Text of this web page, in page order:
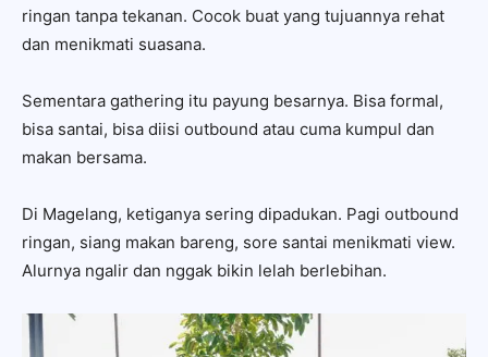
ringan tanpa tekanan. Cocok buat yang tujuannya rehat
dan menikmati suasana.
Sementara gathering itu payung besarnya. Bisa formal,
bisa santai, bisa diisi outbound atau cuma kumpul dan
makan bersama.
Di Magelang, ketiganya sering dipadukan. Pagi outbound
ringan, siang makan bareng, sore santai menikmati view.
Alurnya ngalir dan nggak bikin lelah berlebihan.